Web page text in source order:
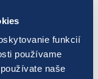
funkcií
používame
naše
si bude môcť
vyplniť veľké